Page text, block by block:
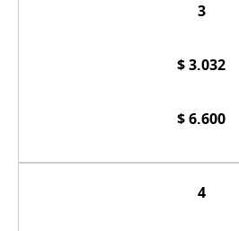
3
$ 3.032
$ 6.600
4